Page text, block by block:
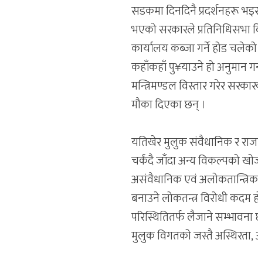
सडकमा दिनदिनै प्रदर्शनहरू
भएको सरकारले प्रतिनिधिसभा
कार्यालय कब्जा गर्ने होड
कहाँकहाँ पु¥याउने हो अनुमान
मन्त्रिमण्डल विस्तार गरेर
मौका दिएका छन् ।
यतिखेर मुलुक संवैधानिक र
चर्कंदै जाँदा अन्य विकल्पको
असंवैधानिक एवं अलोकतान्त्रिक
बनाउने लोकतन्त्र विरोधी
परिस्थितितर्फ लैजाने
मुलुक विगतको जस्तै अस्थिरता,